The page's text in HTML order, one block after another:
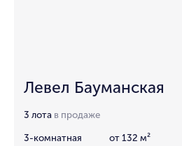
Левел Бауманская
3 лота в продаже
3-комнатная от 132 м²